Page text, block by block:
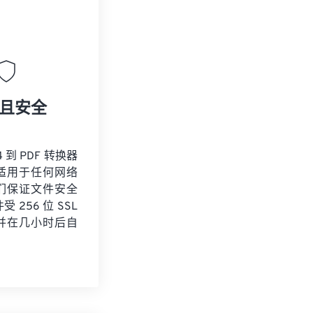
安全
到 PDF 转换器
用于任何网络
保证文件安全
受 256 位 SSL
在几小时后自